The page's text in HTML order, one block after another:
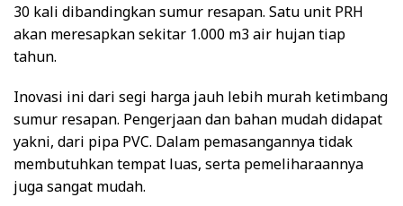
30 kali dibandingkan sumur resapan. Satu unit PRH
akan meresapkan sekitar 1.000 m3 air hujan tiap
tahun.
Inovasi ini dari segi harga jauh lebih murah ketimbang
sumur resapan. Pengerjaan dan bahan mudah didapat
yakni, dari pipa PVC. Dalam pemasangannya tidak
membutuhkan tempat luas, serta pemeliharaannya
juga sangat mudah.